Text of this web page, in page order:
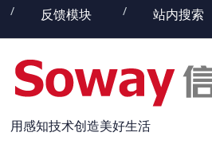
反馈模块
站内搜索
用感知技术创造美好生活